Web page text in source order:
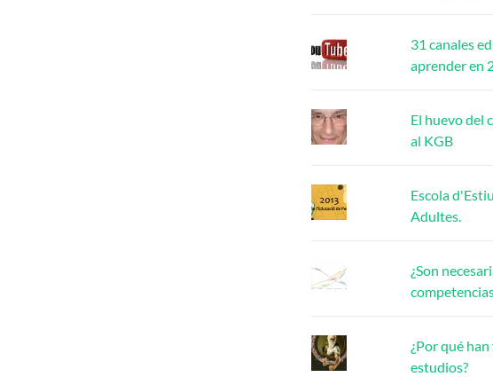
31 canales
aprender en
El huevo del
al KGB
Escola
Adultes.
¿Son
¿Por qué
estudios?